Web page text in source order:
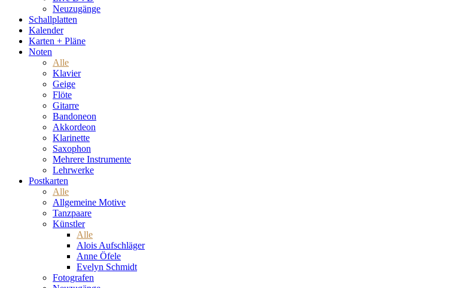
Neuzugänge
Schallplatten
Kalender
Karten + Pläne
Noten
Alle
Klavier
Geige
Flöte
Gitarre
Bandoneon
Akkordeon
Klarinette
Saxophon
Mehrere Instrumente
Lehrwerke
Postkarten
Alle
Allgemeine Motive
Tanzpaare
Künstler
Alle
Alois Aufschläger
Anne Öfele
Evelyn Schmidt
Fotografen